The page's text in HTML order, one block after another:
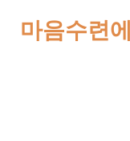
마음수련